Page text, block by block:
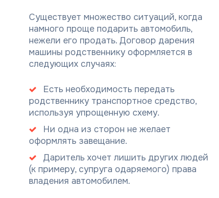
Существует множество ситуаций, когда
намного проще подарить автомобиль,
нежели его продать. Договор дарения
машины родственнику оформляется в
следующих случаях:
Есть необходимость передать
родственнику транспортное средство,
используя упрощенную схему.
Ни одна из сторон не желает
оформлять завещание.
Даритель хочет лишить других людей
(к примеру, супруга одаряемого) права
владения автомобилем.